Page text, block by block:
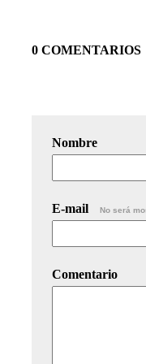
0 COMENTARIOS
Nombre
E-mail No será
Comentario